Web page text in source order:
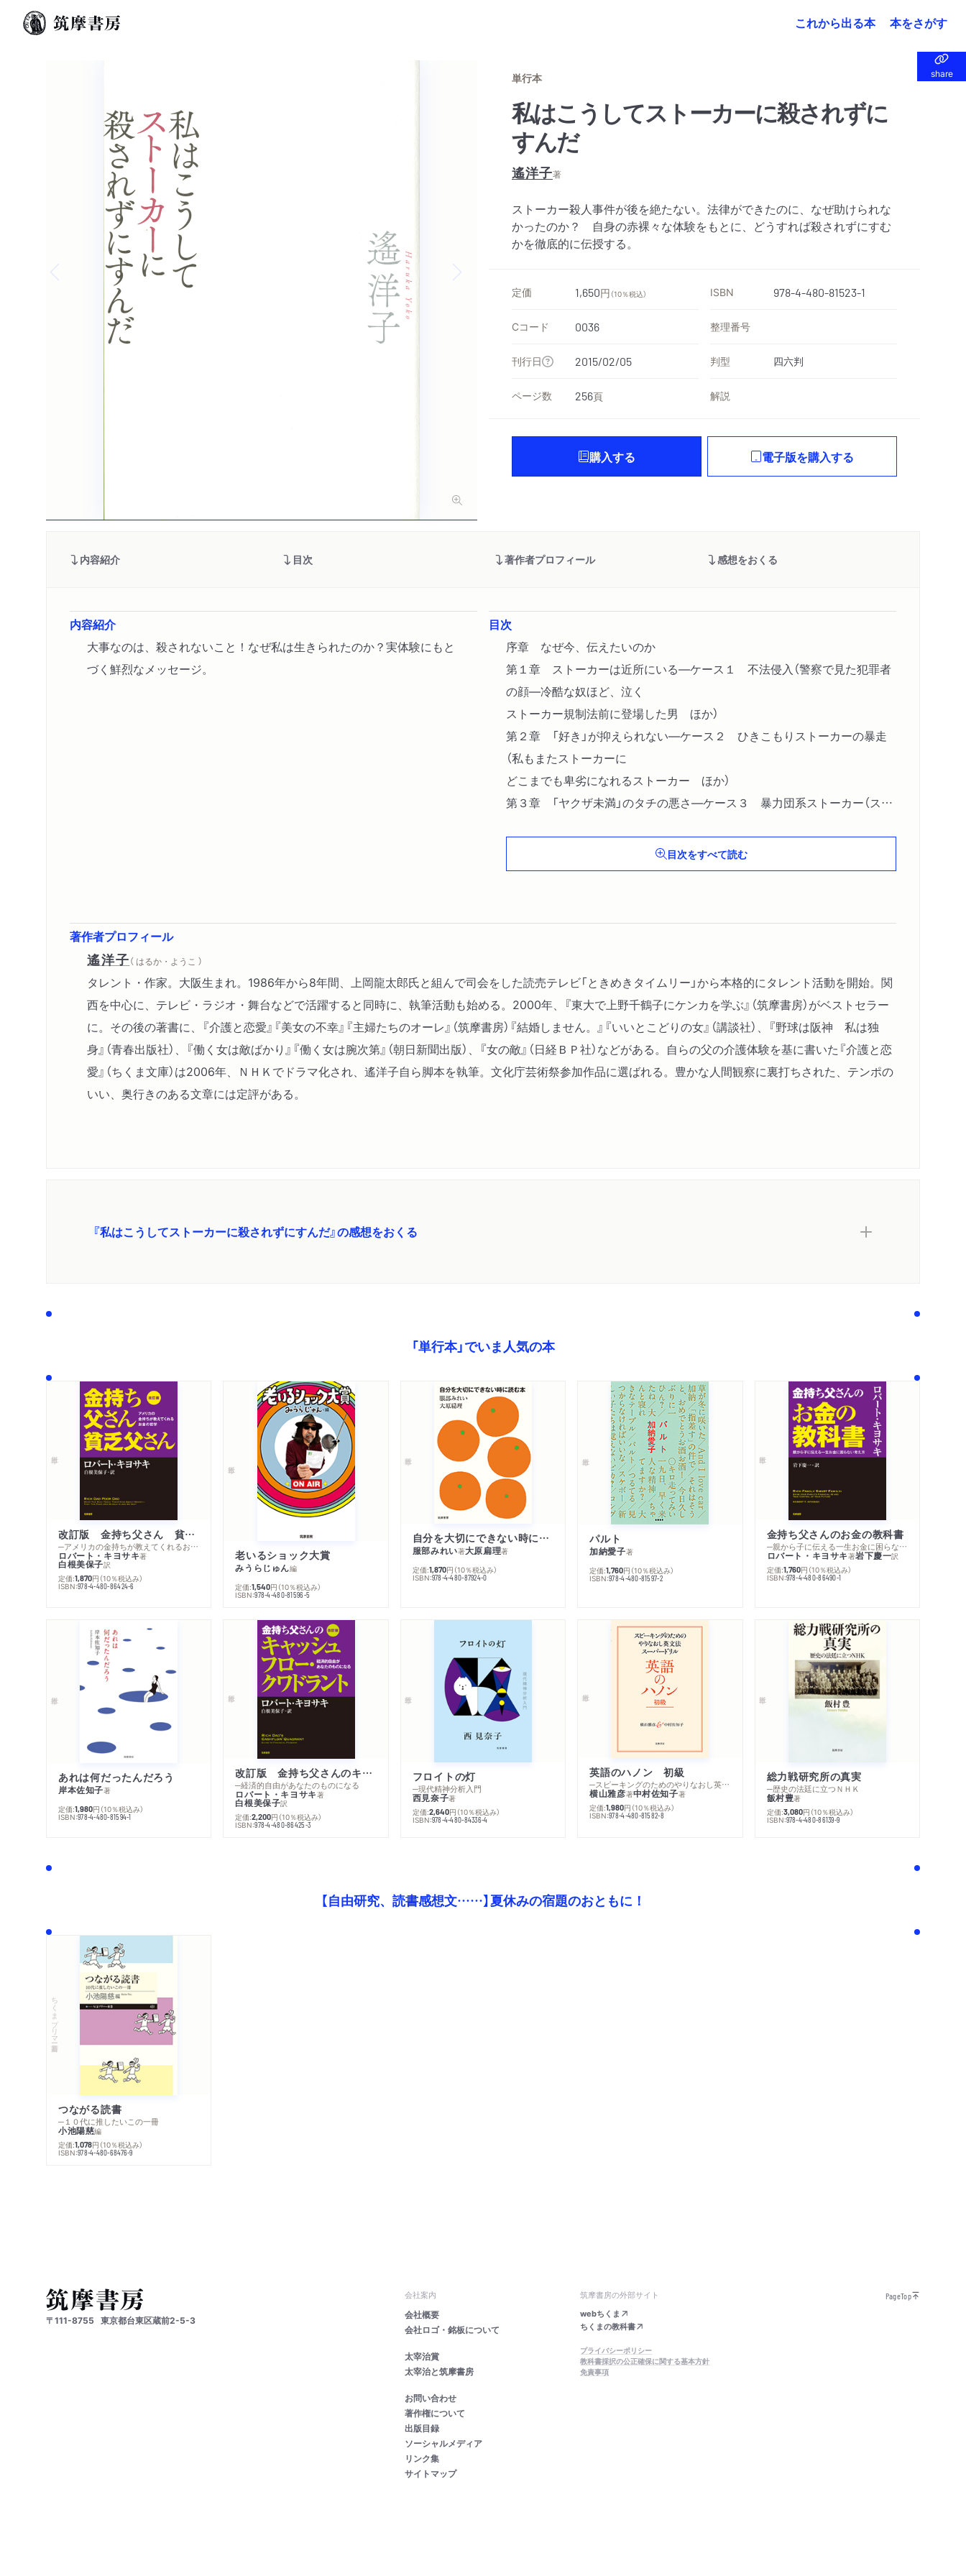
これから出る本 本をさがす
share
share
Previous slide
単行本
私はこうしてストーカーに殺されずに
すんだ
遙洋子著
ストーカー殺人事件が後を絶たない。法律ができたのに、なぜ助けられな
かったのか？ 自身の赤裸々な体験をもとに、どうすれば殺されずにすむ
かを徹底的に伝授する。
定価 1,650円 （10％税込） ISBN 978-4-480-81523-1
Cコード 0036 整理番号
刊行日 2015/02/05 判型 四六判
ページ数 256頁 解説
購入する 電子版を購入する
内容紹介 目次 著作者プロフィール 感想をおくる
内容紹介
大事なのは、殺されないこと！なぜ私は生きられたのか？実体験にもと
づく鮮烈なメッセージ。
目次
序章 なぜ今、伝えたいのか
第１章 ストーカーは近所にいる―ケース１ 不法侵入（警察で見た犯罪者
の顔―冷酷な奴ほど、泣く
ストーカー規制法前に登場した男 ほか）
第２章 「好き」が抑えられない―ケース２ ひきこもりストーカーの暴走
（私もまたストーカーに
どこまでも卑劣になれるストーカー ほか）
第３章 「ヤクザ未満」のタチの悪さ―ケース３ 暴力団系ストーカー（スト
警察本部のリアリティ ほか）
第４章 生還するために（そもそも、ストーカー被害を“防止”できるか
目次をすべて読む
著作者プロフィール
遙洋子（ はるか・ようこ ）
タレント・作家。大阪生まれ。1986年から8年間、上岡龍太郎氏と組んで司会をした読売テレビ「ときめきタイムリー」から本格的にタレント活動を開始。関
西を中心に、テレビ・ラジオ・舞台などで活躍すると同時に、執筆活動も始める。2000年、『東大で上野千鶴子にケンカを学ぶ』（筑摩書房）がベストセラー
に。その後の著書に、『介護と恋愛』『美女の不幸』『主婦たちのオーレ』（筑摩書房）『結婚しません。』『いいとこどりの女』（講談社）、『野球は阪神 私は独
身』（青春出版社）、『働く女は敵ばかり』『働く女は腕次第』（朝日新聞出版）、『女の敵』（日経ＢＰ社）などがある。自らの父の介護体験を基に書いた『介護と恋
愛』（ちくま文庫）は2006年、ＮＨＫでドラマ化され、遙洋子自ら脚本を執筆。文化庁芸術祭参加作品に選ばれる。豊かな人間観察に裏打ちされた、テンポの
いい、奥行きのある文章には定評がある。
『私はこうしてストーカーに殺されずにすんだ』の感想をおくる
「単行本」でいま人気の本
改訂版 金持ち父さん 貧乏父さん
─アメリカの金持ちが教えてくれるお金の哲学
ロバート・キヨサキ著
白根美保子訳
定価:1,870円 （10％税込み）
ISBN:978-4-480-86424-6
老いるショック大賞
みうらじゅん編
定価:1,540円 （10％税込み）
ISBN:978-4-480-81596-5
自分を大切にできない時に読む本
服部みれい著大原扁理著
定価:1,870円 （10％税込み）
ISBN:978-4-480-87924-0
パルト
加納愛子著
定価:1,760円 （10％税込み）
ISBN:978-4-480-81597-2
金持ち父さんのお金の教科書
─親から子に伝える一生お金に困らない考え方
ロバート・キヨサキ著岩下慶一訳
定価:1,760円 （10％税込み）
ISBN:978-4-480-86490-1
あれは何だったんだろう
岸本佐知子著
定価:1,980円 （10％税込み）
ISBN:978-4-480-81594-1
改訂版 金持ち父さんのキャッシュフロー・クワドラント
─経済的自由があなたのものになる
ロバート・キヨサキ著
白根美保子訳
定価:2,200円 （10％税込み）
ISBN:978-4-480-86425-3
フロイトの灯
─現代精神分析入門
西見奈子著
定価:2,640円 （10％税込み）
ISBN:978-4-480-84336-4
英語のハノン 初級
─スピーキングのためのやりなおし英文法スーパードリル
横山雅彦著中村佐知子著
定価:1,980円 （10％税込み）
ISBN:978-4-480-81582-8
総力戦研究所の真実
─歴史の法廷に立つＮＨＫ
飯村豊著
定価:3,080円 （10％税込み）
ISBN:978-4-480-86139-9
【自由研究、読書感想文……】夏休みの宿題のおともに！
ちくまプリマー新書
つながる読書
─１０代に推したいこの一冊
小池陽慈編
定価:1,078円 （10％税込み）
ISBN:978-4-480-68476-9
〒111-8755 東京都台東区蔵前2-5-3
会社案内
会社概要
会社ロゴ・銘板について
太宰治賞
太宰治と筑摩書房
お問い合わせ
著作権について
出版目録
ソーシャルメディア
リンク集
サイトマップ
筑摩書房の外部サイト
webちくま
ちくまの教科書
プライバシーポリシー
教科書採択の公正確保に関する基本方針
免責事項
PageTop